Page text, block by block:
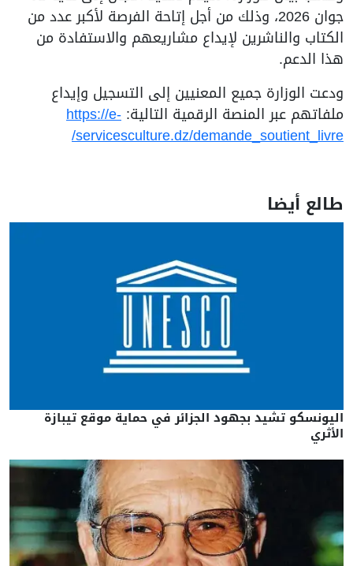
جوان 2026، وذلك من أجل إتاحة الفرصة لأكبر عدد من
الكتاب والناشرين لإيداع مشاريعهم والاستفادة من
هذا الدعم.
ودعت الوزارة جميع المعنيين إلى التسجيل وإيداع
ملفاتهم عبر المنصة الرقمية التالية: https://e-
servicesculture.dz/demande_soutient_livre/
طالع أيضا
اليونسكو تشيد بجهود الجزائر في حماية موقع تيبازة
الأثري